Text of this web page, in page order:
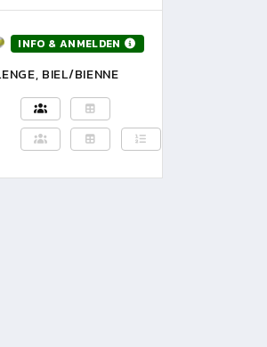
INFO & ANMELDEN
BIEL/BIENNE